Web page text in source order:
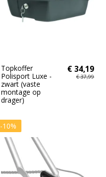
Topkoffer
Polisport Luxe -
zwart (vaste
montage op
drager)
€ 34,19
€ 37,99
-10%